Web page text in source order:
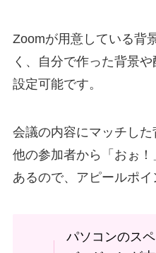
Zoomが用意している背
く、自分で作った背景
設定可能です。
会議の内容にマッチした
他の参加者から「おぉ
あるので、アピールポイ
パソコンのス